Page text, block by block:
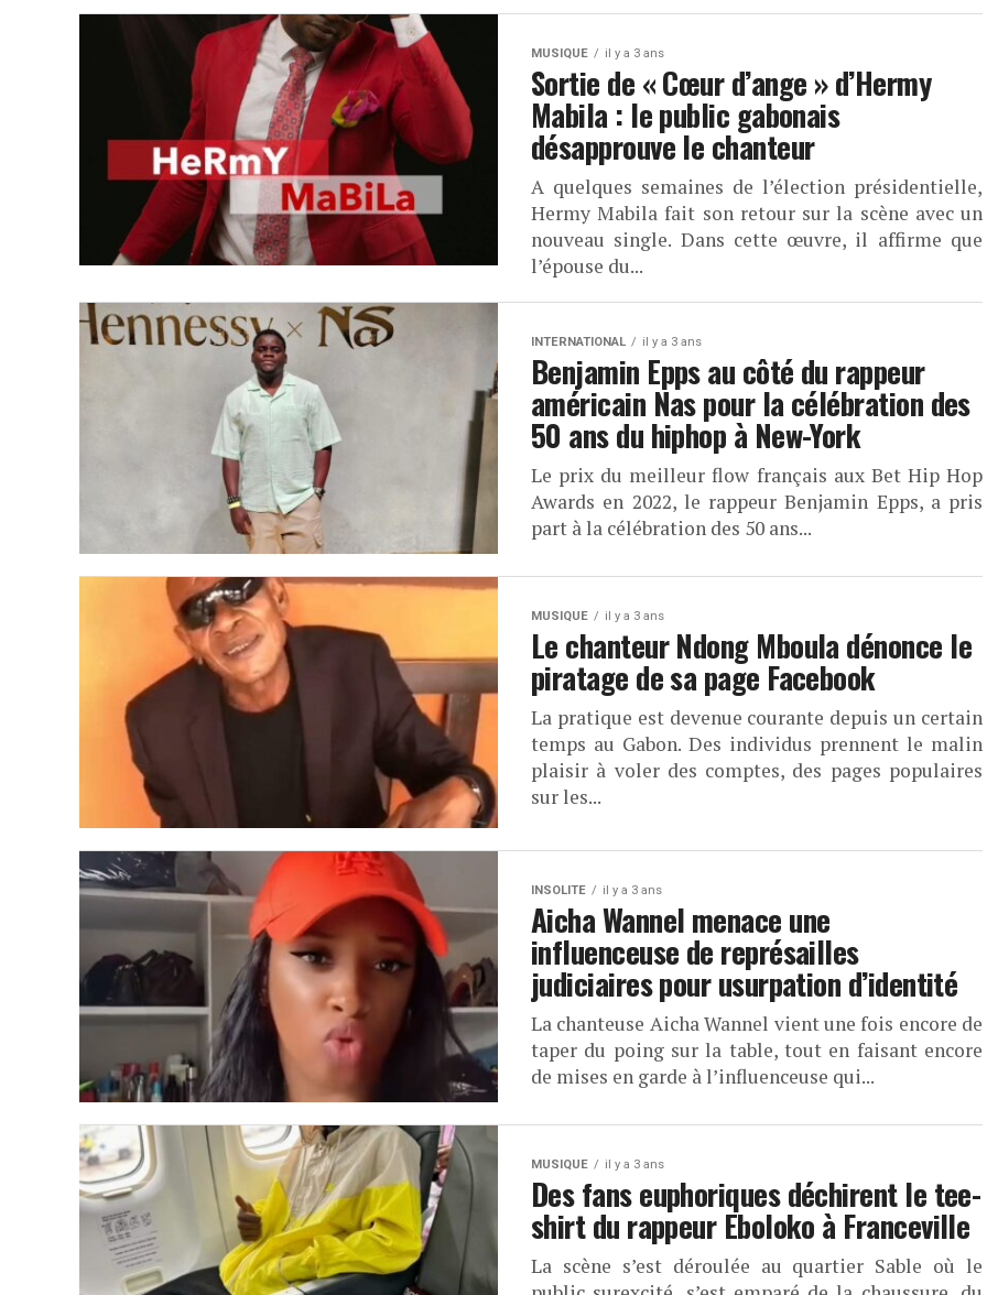
MUSIQUE il y a 3 ans
Sortie de « Cœur d’ange » d’Hermy
Mabila : le public gabonais
désapprouve le chanteur
A quelques semaines de l’élection présidentielle,
Hermy Mabila fait son retour sur la scène avec un
nouveau single. Dans cette œuvre, il affirme que
l’épouse du...
INTERNATIONAL il y a 3 ans
Benjamin Epps au côté du rappeur
américain Nas pour la célébration des
50 ans du hiphop à New-York
Le prix du meilleur flow français aux Bet Hip Hop
Awards en 2022, le rappeur Benjamin Epps, a pris
part à la célébration des 50 ans...
MUSIQUE il y a 3 ans
Le chanteur Ndong Mboula dénonce le
piratage de sa page Facebook
La pratique est devenue courante depuis un certain
temps au Gabon. Des individus prennent le malin
plaisir à voler des comptes, des pages populaires
sur les...
INSOLITE il y a 3 ans
Aicha Wannel menace une
influenceuse de représailles
judiciaires pour usurpation d’identité
La chanteuse Aicha Wannel vient une fois encore de
taper du poing sur la table, tout en faisant encore
de mises en garde à l’influenceuse qui...
MUSIQUE il y a 3 ans
Des fans euphoriques déchirent le tee-
shirt du rappeur Eboloko à Franceville
La scène s’est déroulée au quartier Sable où le